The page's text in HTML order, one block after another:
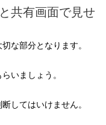
共有画面で見せ
な部分となります。
いましょう。
してはいけません。